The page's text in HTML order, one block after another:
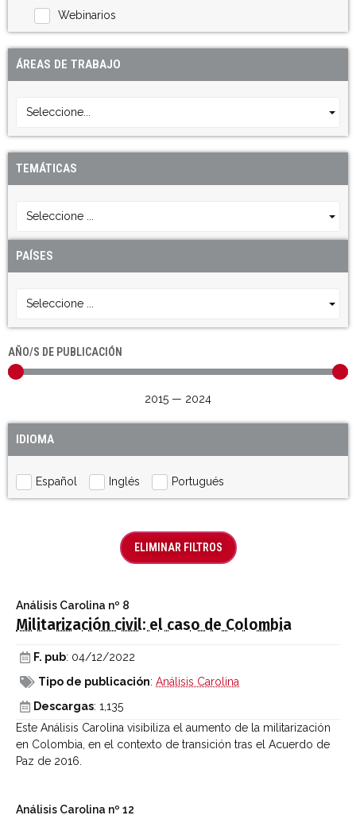
Webinarios
ÁREAS DE TRABAJO
Seleccione...
TEMÁTICAS
Seleccione ...
PAÍSES
Seleccione ...
AÑO/S DE PUBLICACIÓN
2015 — 2024
IDIOMA
Español Inglés Portugués
ELIMINAR FILTROS
Análisis Carolina nº 8
Militarización civil: el caso de Colombia
F. pub: 04/12/2022
Tipo de publicación: Análisis Carolina
Descargas: 1,135
Este Análisis Carolina visibiliza el aumento de la militarización
en Colombia, en el contexto de transición tras el Acuerdo de
Paz de 2016.
Análisis Carolina nº 12